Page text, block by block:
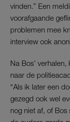
vinden.” Een
voorafgaande
problemen mee
interview ook
Na Bos’
naar de
“Als ik later een
gezegd ook wel
nog niet af, of Bos